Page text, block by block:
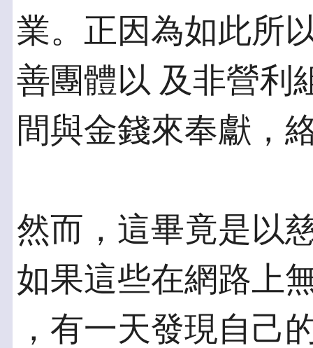
業。正因為如此所
善團體以 及非營利
間與金錢來奉獻，
然而，這畢竟是以
如果這些在網路上
，有一天發現自己